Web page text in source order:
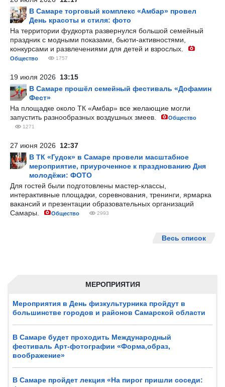
МЕРОПРИЯТИЯ
Мероприятия в День физкультурника пройдут в
большинстве городов и районов Самарской области
В Самаре будет проходить Международный
фестиваль Арт-фотографии «Форма,образ,
воображение»
В Самаре пройдет лекция «На пирог пришли соседи:
В Самаре торговый комплекс «Амбар» провел
День красоты и стиля: фото
На территории фудкорта развернулся большой семейный
праздник с модными показами, бьюти-активностями,
конкурсами и развлечениями для детей и взрослых.
Общество 1757
19 июля 2026 13:15
В Самаре прошёл семейный фестиваль «Дофамин
Фест»
На площадке около ТК «Амбар» все желающие могли
запустить разнообразных воздушных змеев.
Общество
1271
27 июня 2026 12:37
В ТК «Гудок» в Самаре провели масштабное
мероприятие, приуроченное к празднованию Дня
молодёжи: ФОТО
Для гостей были подготовлены мастер-классы,
интерактивные площадки, соревнования, тренинги, ярмарка
вакансий и презентации образовательных организаций
Самары.
Общество 2993
Весь список